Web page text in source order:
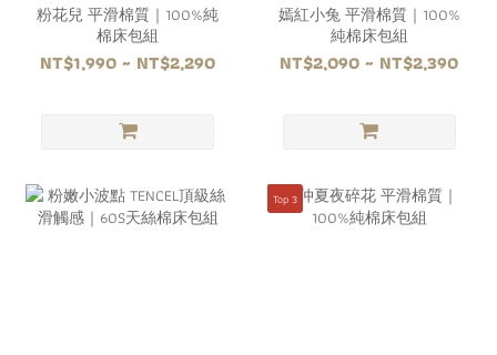
粉花兒 平滑棉質｜100%純
棉床包組
NT$1,990 ~ NT$2,290
嫣紅小兔 平滑棉質｜100%
純棉床包組
NT$2,090 ~ NT$2,390
Top 3